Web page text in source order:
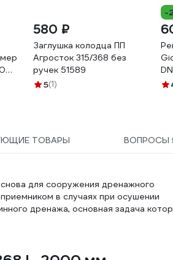
580 ₽
Заглушка колодца ПП
Агросток 315/368 без
ручек 51589
5(1)
-
ТОВАРЫ ВОПРОСЫ
для сооружения дренажного
в случаях при осушении
дренажа, основная задача